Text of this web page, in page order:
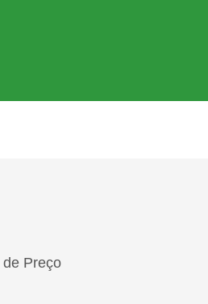
de Preço